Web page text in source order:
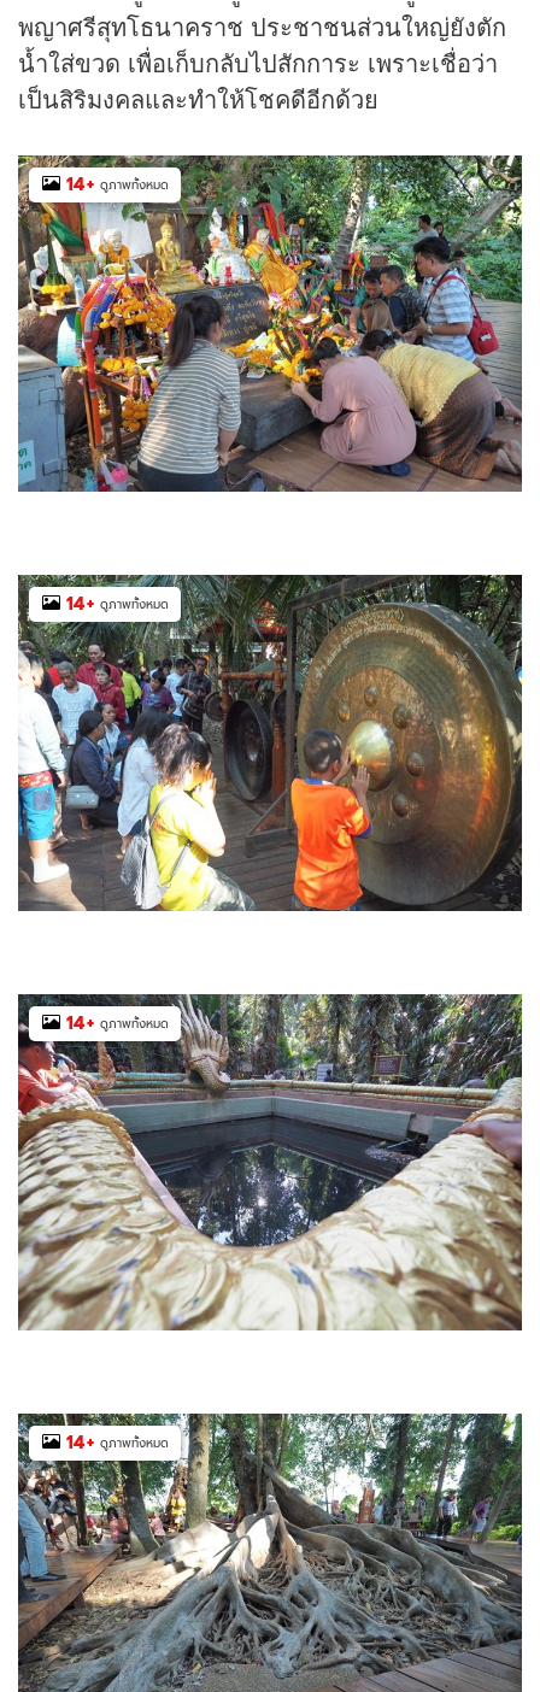
พญาศรีสุทโธนาคราช ประชาชนส่วนใหญ่ยังตัก
น้ำใส่ขวด เพื่อเก็บกลับไปสักการะ เพราะเชื่อว่า
เป็นสิริมงคลและทำให้โชคดีอีกด้วย
14+ ดูภาพทั้งหมด
14+ ดูภาพทั้งหมด
14+ ดูภาพทั้งหมด
14+ ดูภาพทั้งหมด